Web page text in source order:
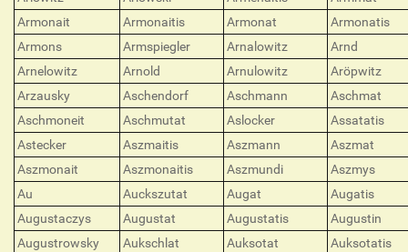
Armonait
Armonaitis Armonat
Armonatis
Armons
Armspiegler Arnalowitz
Arnd
Arnelowitz
Arnold Arnulowitz
Aröpwitz
Arzausky
Aschendorf Aschmann
Aschmat
Aschmoneit
Aschmutat Aslocker
Assatatis
Astecker
Aszmaitis Aszmann
Aszmat
Aszmonait
Aszmonaitis Aszmundi
Aszmys
Au
Auckszutat Augat
Augatis
Augustaczys
Augustat Augustatis
Augustin
Augustrowsky
Aukschlat Auksotat
Auksotatis